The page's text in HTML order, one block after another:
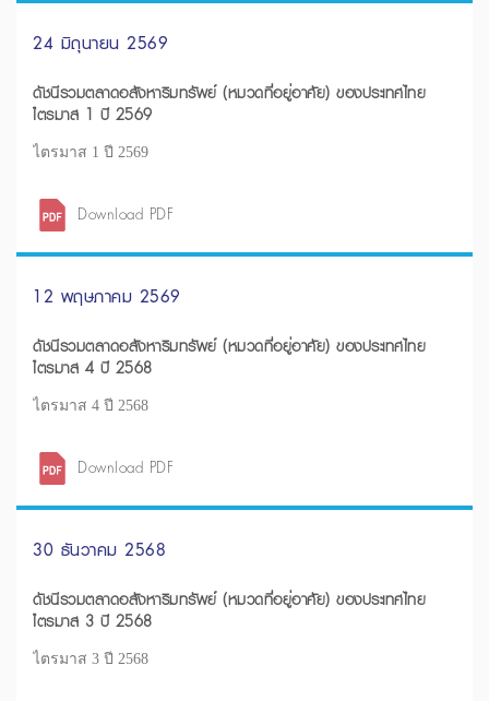
24 มิถุนายน 2569
ดัชนีรวมตลาดอสังหาริมทรัพย์ (หมวดที่อยู่อาศัย) ของประเทศไทย
ไตรมาส 1 ปี 2569
ไตรมาส 1 ปี 2569
Download PDF
12 พฤษภาคม 2569
ดัชนีรวมตลาดอสังหาริมทรัพย์ (หมวดที่อยู่อาศัย) ของประเทศไทย
ไตรมาส 4 ปี 2568
ไตรมาส 4 ปี 2568
Download PDF
30 ธันวาคม 2568
ดัชนีรวมตลาดอสังหาริมทรัพย์ (หมวดที่อยู่อาศัย) ของประเทศไทย
ไตรมาส 3 ปี 2568
ไตรมาส 3 ปี 2568